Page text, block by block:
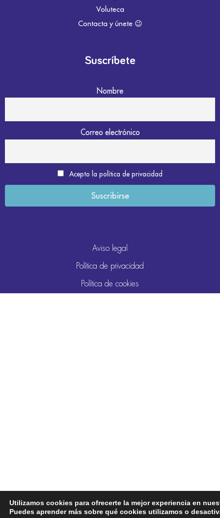
Voluteca
Contacta y únete 😉
Suscríbete
Nombre
Correo electrónico
Acepto la política de privacidad
Aviso legal
Política de privacidad
Política de cookies
Utilizamos cookies para ofrecerte la mejor experiencia en
Puedes aprender más sobre qué cookies utilizamos o